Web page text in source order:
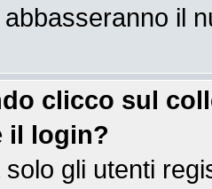
il
clicco sul
il login?
gli utenti